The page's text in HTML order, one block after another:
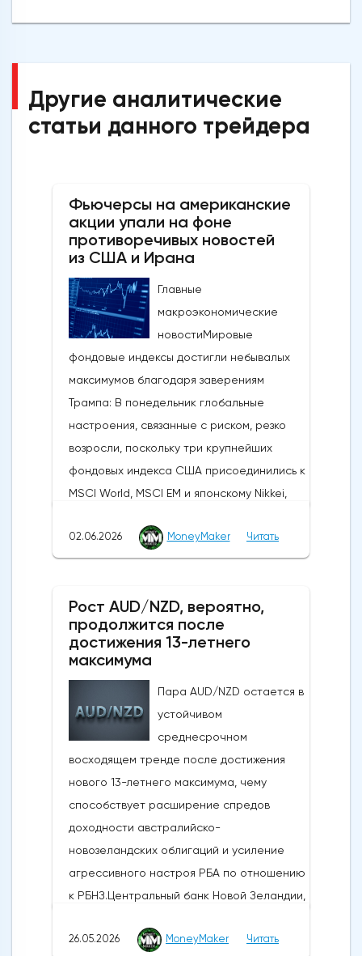
Другие аналитические
статьи данного трейдера
Фьючерсы на американские
акции упали на фоне
противоречивых новостей
из США и Ирана
Главные
макроэкономические
новостиМировые
фондовые индексы достигли небывалых
максимумов благодаря заверениям
Трампа: В понедельник глобальные
настроения, связанные с риском, резко
возросли, поскольку три крупнейших
фондовых индекса США присоединились к
MSCI World, MSCI EM и японскому Nikkei,
Широкое продвижение вперед
последовало за заявлениями президента
то, что, несмотря на новые военные
обмены в выходные, Вашингтон и Тегеран
по-прежнему ведут активные
дискуссии.Производственная активность в
США достигла 4-летнего максимума:
Несмотря на структурные проблемы,
связанные с нефтяным кризисом в
регионе и рекордно низким уровнем
потребительского доверия,
опубликованные в понедельник данные
показали, что производственная
активность в США растет самыми
быстрыми темпами за последние четыре
производственном секторе ISM за май
02.06.2026 MoneyMaker Читать
Рост AUD/NZD, вероятно,
продолжится после
достижения 13-летнего
максимума
Пара AUD/NZD остается в
устойчивом
среднесрочном
восходящем тренде после достижения
нового 13-летнего максимума, чему
способствует расширение спредов
доходности австралийско-
новозеландских облигаций и усиление
агрессивного настроя РБА по отношению
к РБНЗ.Центральный банк Новой Зеландии,
денежно-кредитной политике завтра, в
26.05.2026 MoneyMaker Читать